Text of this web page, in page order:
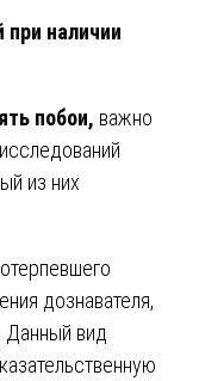
наличии
побои, важно
из них
дознавателя,
Данный вид